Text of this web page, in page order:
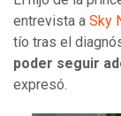
entrevista a Sky
tío tras el
poder seguir
expresó.